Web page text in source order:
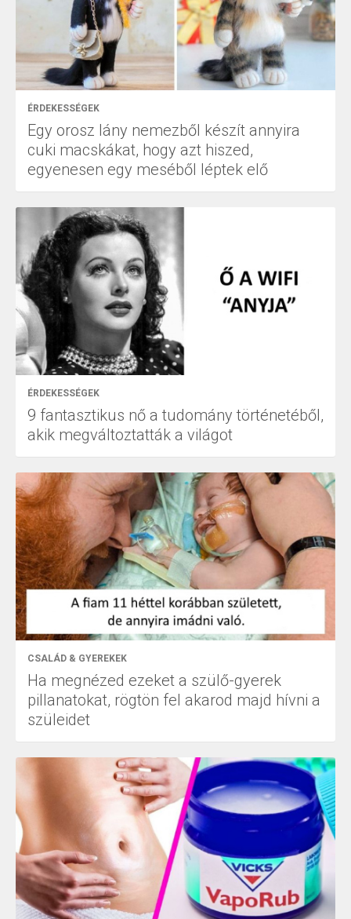
ÉRDEKESSÉGEK
Egy orosz lány nemezből készít annyira
cuki macskákat, hogy azt hiszed,
egyenesen egy meséből léptek elő
ÉRDEKESSÉGEK
9 fantasztikus nő a tudomány történetéből,
akik megváltoztatták a világot
CSALÁD & GYEREKEK
Ha megnézed ezeket a szülő-gyerek
pillanatokat, rögtön fel akarod majd hívni a
szüleidet